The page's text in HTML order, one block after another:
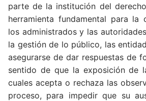
parte de la institución del
herramienta fundamental para la
los administrados y las
la gestión de lo público, las
asegurarse de dar respuestas de
sentido de que la exposición de
cuales acepta o rechaza las
proceso, para impedir que su